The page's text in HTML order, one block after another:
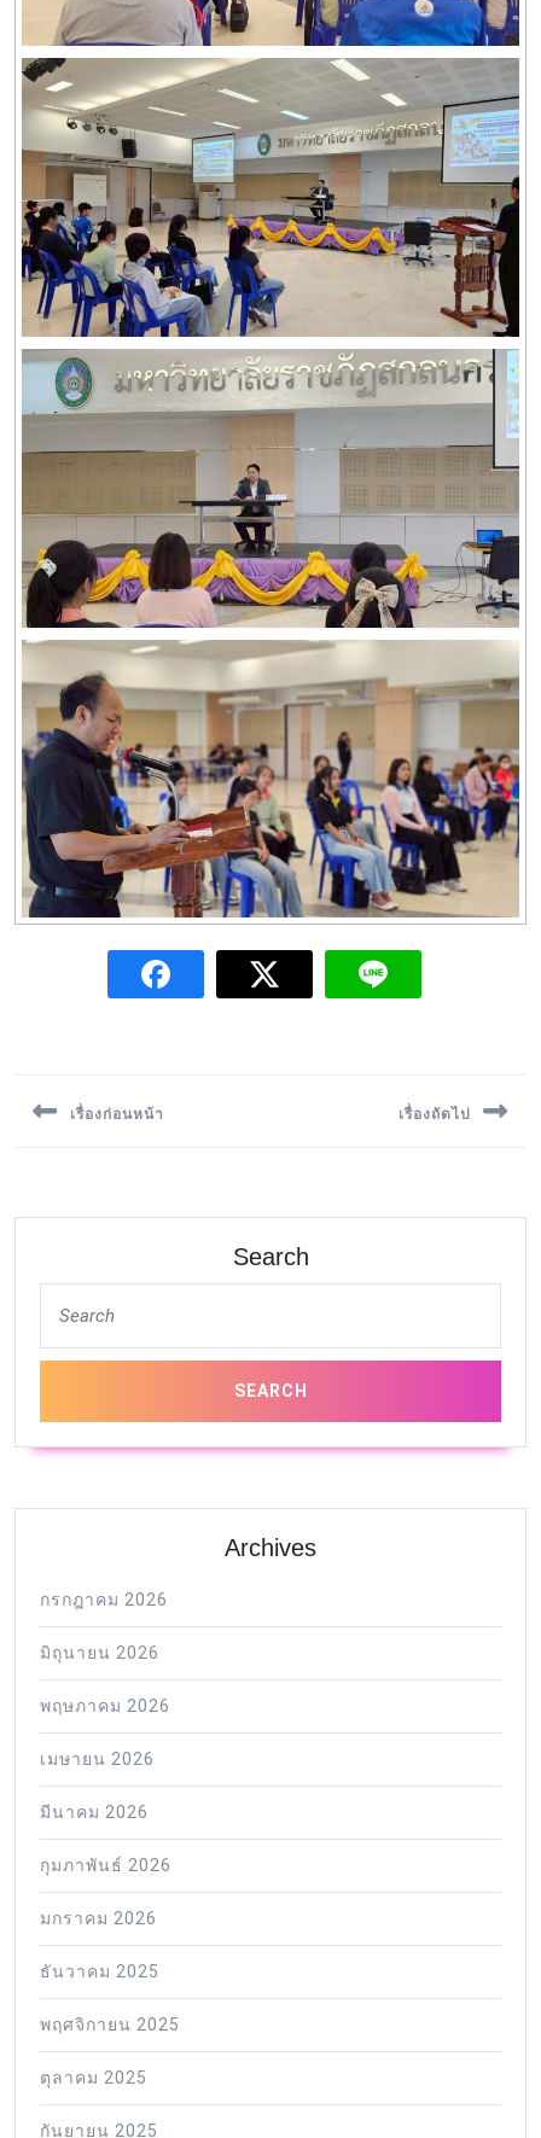
เรื่องก่อนหน้า เรื่องถัดไป
Search
Archives
กรกฎาคม 2026
มิถุนายน 2026
พฤษภาคม 2026
เมษายน 2026
มีนาคม 2026
กุมภาพันธ์ 2026
มกราคม 2026
ธันวาคม 2025
พฤศจิกายน 2025
ตุลาคม 2025
กันยายน 2025